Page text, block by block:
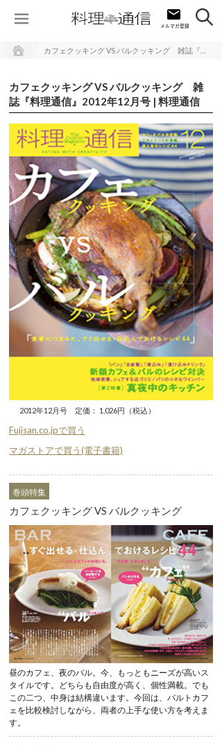
カフェクッキング VS バルクッキング 雑
誌『料理通信』2012年12月号 | 料理通信
2012年12月号 定価： 1,026円（税込）
Fujisan.co.jpで買う
マガストアで買う(電子書籍)
巻頭特集
カフェクッキング VS バルクッキング
昼のカフェ、夜のバル。今、もっともニーズが高いス
タイルです。どちらも自由度が高く、個性満載。でも
この二つ、中身は結構違います。今回は、バルトカフ
ェを比較検討しながら、両者の上手な使い方を考えま
す。